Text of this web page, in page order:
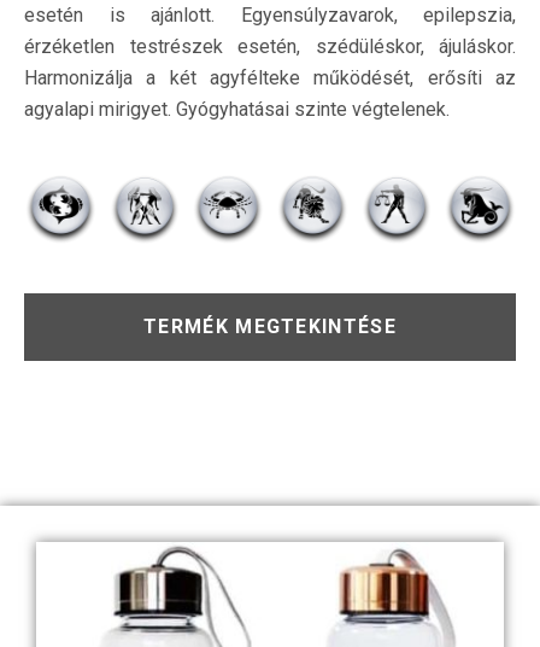
esetén is ajánlott. Egyensúlyzavarok, epilepszia,
érzéketlen testrészek esetén, szédüléskor, ájuláskor.
Harmonizálja a két agyfélteke működését, erősíti az
agyalapi mirigyet. Gyógyhatásai szinte végtelenek.
TERMÉK MEGTEKINTÉSE